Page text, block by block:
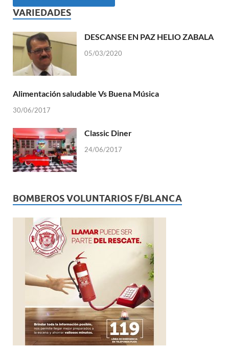
VARIEDADES
DESCANSE EN PAZ HELIO ZABALA
05/03/2020
Alimentación saludable Vs Buena Música
30/06/2017
Classic Diner
24/06/2017
BOMBEROS VOLUNTARIOS F/BLANCA